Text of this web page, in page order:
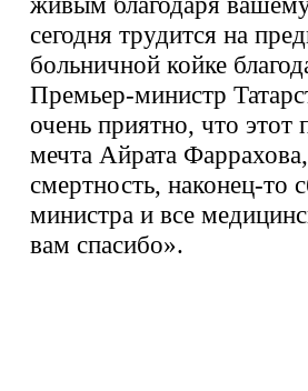
сегодня трудится на
больничной койке
Премьер-министр
очень приятно, что этот
мечта Айрата
смертность, наконец-то
министра и все
вам спасибо».